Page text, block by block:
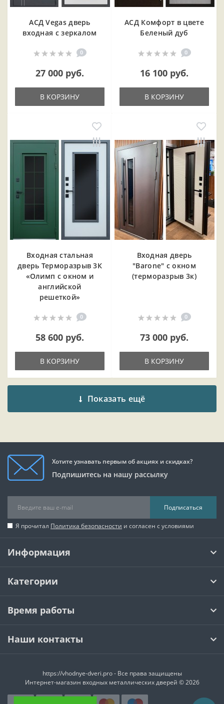
АСД Vegas дверь
входная с зеркалом
0
27 000 руб.
В КОРЗИНУ
АСД Комфорт в цвете
Беленый дуб
0
16 100 руб.
В КОРЗИНУ
Входная cтальная
дверь Терморазрыв 3К
«Олимп с окном и
английской
решеткой»
0
58 600 руб.
В КОРЗИНУ
Входная дверь
"Barone" с окном
(терморазрыв 3к)
0
73 000 руб.
В КОРЗИНУ
Показать ещё
Хотите узнавать первым об акциях и скидках?
Подпишитесь на нашу рассылку
Подписаться
Я прочитал Политика безопасности и согласен с условиями
Информация
Категории
Время работы
Наши контакты
https://vhodnye-dveri.pro - Все права защищены
Интернет-магазин входных металлических дверей © 2026